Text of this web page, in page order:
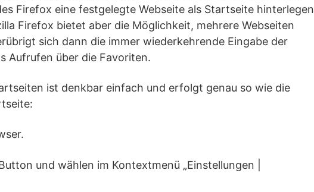
Firefox eine festgelegte Webseite als Startseite hinterlegen
Firefox bietet aber die Möglichkeit, mehrere Webseiten
sich dann die immer wiederkehrende Eingabe der
Aufrufen über die Favoriten.
ist denkbar einfach und erfolgt genau so wie die
und wählen im Kontextmenü „Einstellungen |